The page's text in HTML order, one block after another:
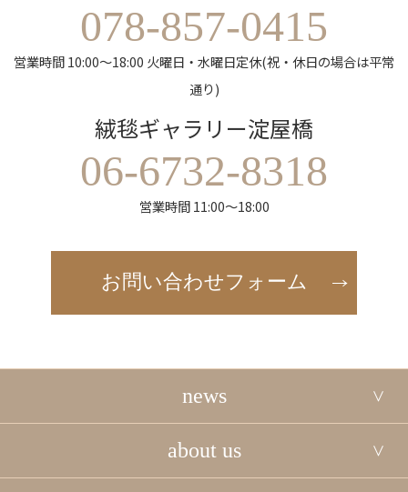
078-857-0415
営業時間 10:00～18:00 火曜日・水曜日定休(祝・休日の場合は平常
通り)
絨毯ギャラリー淀屋橋
06-6732-8318
営業時間 11:00～18:00
お問い合わせフォーム
news
about us